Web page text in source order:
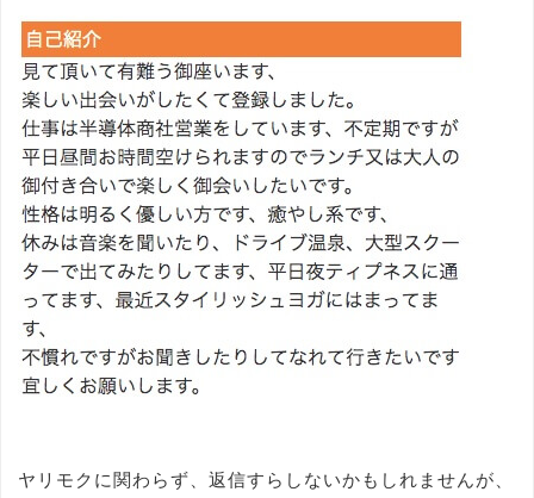
ヤリモクに関わらず、返信すらしないかもしれませんが、